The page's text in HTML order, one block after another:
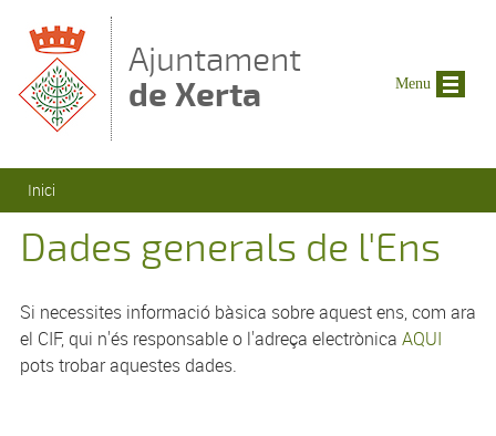
Ajuntament
de Xerta
Esteu aquí
Inici
Dades generals de l'Ens
Si necessites informació bàsica sobre aquest ens, com ara
el CIF, qui n'és responsable o l'adreça electrònica AQUI
pots trobar aquestes dades.
Menu